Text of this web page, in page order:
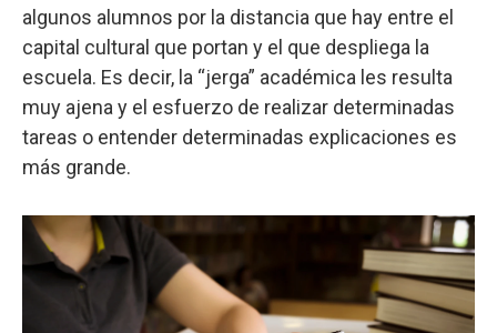
algunos alumnos por la distancia que hay entre el
capital cultural que portan y el que despliega la
escuela. Es decir, la “jerga” académica les resulta
muy ajena y el esfuerzo de realizar determinadas
tareas o entender determinadas explicaciones es
más grande.